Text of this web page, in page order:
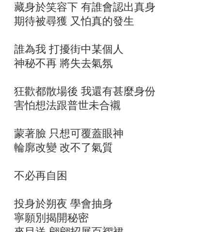
藏身於笑容下 有誰會認出真身
期待被尋獲 又怕真的發生
誰為我 打擾街中某個人
神秘不再 將失去氣氛
狂歡都散場後 我還有甚麼身份
害怕想法跟普世未合襯
蒙著臉 只想可覆蓋眼神
輪廓改變 改不了氣質
不必再自困
投身於朔夜 學會抽身
寧願別揭開秘密